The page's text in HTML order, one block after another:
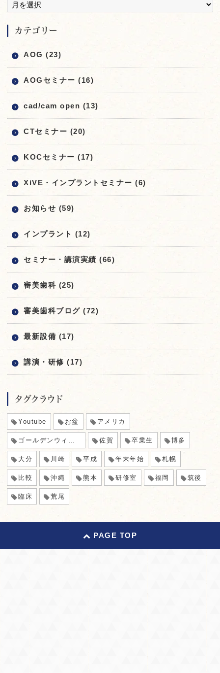
カテゴリー
AOG (23)
AOGセミナー (16)
cad/cam open (13)
CTセミナー (20)
KOCセミナー (17)
XiVE・インプラントセミナー (6)
お知らせ (59)
インプラント (12)
セミナー・講演実績 (66)
審美歯科 (25)
審美歯科ブログ (72)
最新設備 (17)
講演・研修 (17)
タグクラウド
Youtube お盆 アメリカ
ゴールデンウィーク 佐賀 卒業生 博多
大分 川崎 平成 年末年始 札幌
比較 沖縄 熊本 研修室 福岡 筑後
臨床 荒尾
PAGE TOP